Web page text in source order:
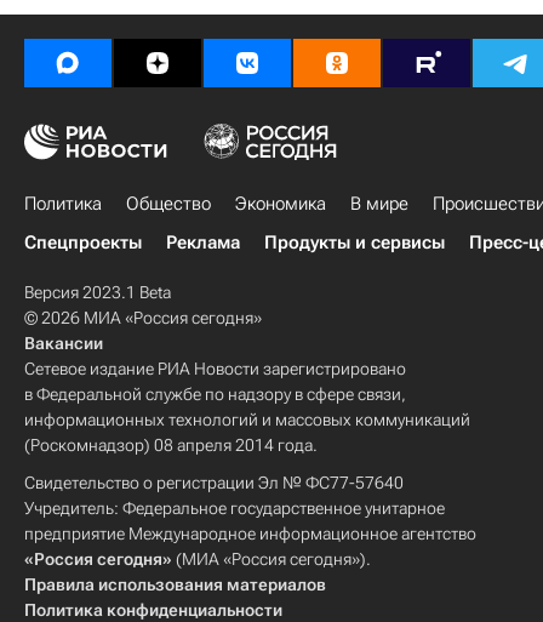
Политика Общество Экономика В мире
Спецпроекты
Реклама Продукты и сервисы Пресс-
Версия 2023.1 Beta
© 2026 МИА «Россия сегодня»
Вакансии
Сетевое издание РИА Новости зарегистрировано
в Федеральной службе по надзору в сфере связи,
информационных технологий и массовых коммуникаций
(Роскомнадзор) 08 апреля 2014 года.
Свидетельство о регистрации Эл № ФС77-57640
Учредитель: Федеральное государственное унитарное
предприятие Международное информационное агентство
«Россия сегодня» (МИА «Россия сегодня»).
Правила использования материалов
Политика конфиденциальности